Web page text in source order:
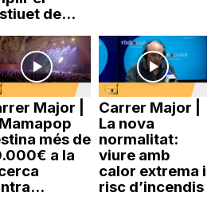
de...
Major |
més de
a la
Carrer Major |
La nova
normalitat:
viure amb
calor extrema i
risc d’incendis